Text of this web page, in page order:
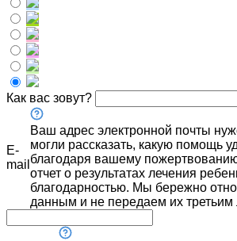
Как вас зовут?
E-
mail
Ваш адрес электронной почты
могли рассказать, какую помощь
благодаря вашему
отчет о результатах лечения
благодарностью. Мы бережно
данным и не передаем их третьим